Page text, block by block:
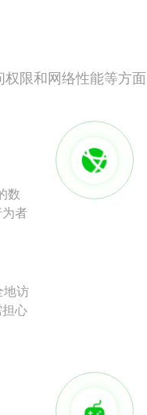
限和网络性能等方面
数
者
地访
心